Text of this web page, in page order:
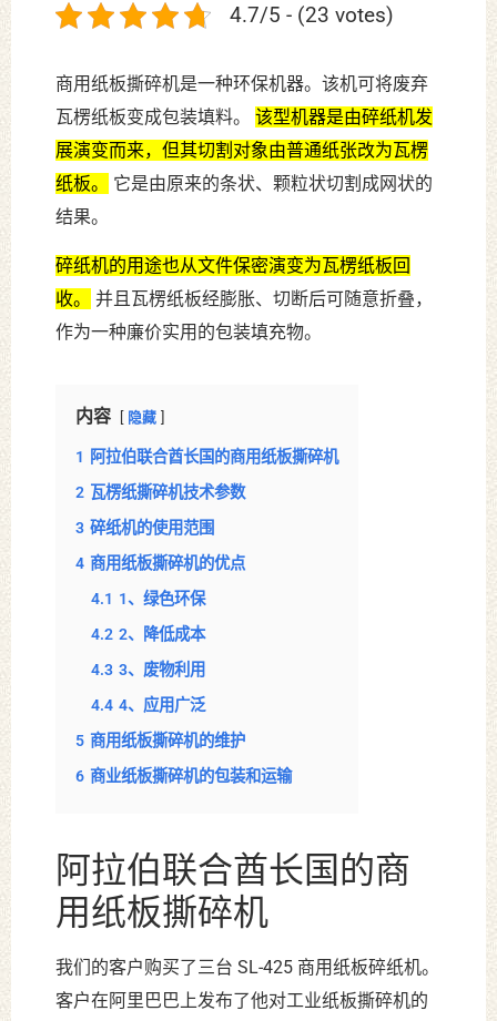
4.7/5 - (23 votes)
商用纸板撕碎机是一种环保机器。该机可将废弃
瓦楞纸板变成包装填料。 该型机器是由碎纸机发
展演变而来，但其切割对象由普通纸张改为瓦楞
纸板。
它是由原来的条状、颗粒状切割成网状的
结果。
碎纸机的用途也从文件保密演变为瓦楞纸板回
收。
并且瓦楞纸板经膨胀、切断后可随意折叠，
作为一种廉价实用的包装填充物。
内容 隐藏
1 阿拉伯联合酋长国的商用纸板撕碎机
2 瓦楞纸撕碎机技术参数
3 碎纸机的使用范围
4 商用纸板撕碎机的优点
4.1 1、绿色环保
4.2 2、降低成本
4.3 3、废物利用
4.4 4、应用广泛
5 商用纸板撕碎机的维护
6 商业纸板撕碎机的包装和运输
阿拉伯联合酋长国的商
用纸板撕碎机
我们的客户购买了三台 SL-425 商用纸板碎纸机。
客户在阿里巴巴上发布了他对工业纸板撕碎机的